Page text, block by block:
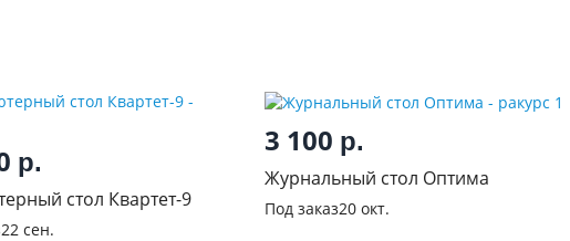
р.
стол Квартет-9
22 сен.
3 100 р.
Журнальный стол Оптима
Под заказ20 окт.